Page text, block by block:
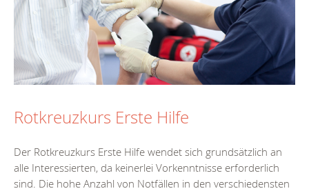
Rotkreuzkurs Erste Hilfe
Der Rotkreuzkurs Erste Hilfe wendet sich grundsätzlich an
alle Interessierten, da keinerlei Vorkenntnisse erforderlich
sind. Die hohe Anzahl von Notfällen in den verschiedensten